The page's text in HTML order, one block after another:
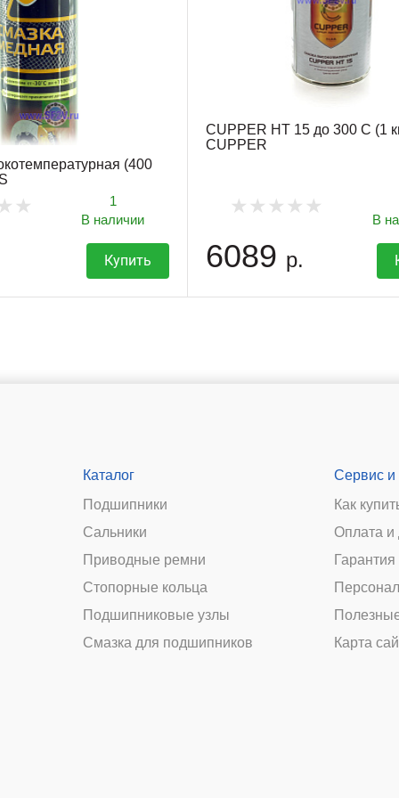
(400
1
В наличии
Купить
CUPPER HT 15 до 300 С (1
CUPPER
В
6089 р.
Каталог
Подшипники
Сальники
Приводные ремни
Стопорные кольца
Подшипниковые узлы
Смазка для подшипников
Сервис и
Как
Оплата и
Карта